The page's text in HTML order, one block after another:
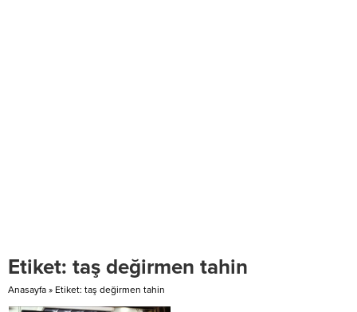
Etiket: taş değirmen tahin
Anasayfa » Etiket: taş değirmen tahin